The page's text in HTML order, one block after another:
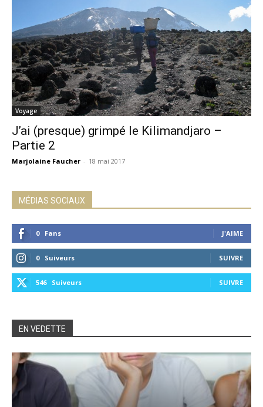
Voyage
J’ai (presque) grimpé le Kilimandjaro –
Partie 2
Marjolaine Faucher - 18 mai 2017
MÉDIAS SOCIAUX
0 Fans J'AIME
0 Suiveurs SUIVRE
546 Suiveurs SUIVRE
EN VEDETTE